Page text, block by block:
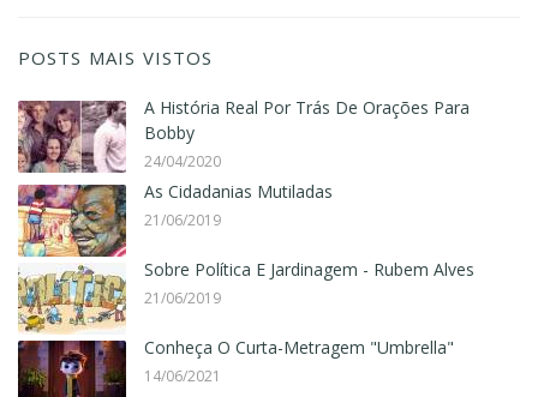
POSTS MAIS VISTOS
A História Real Por Trás De Orações Para
Bobby
24/04/2020
As Cidadanias Mutiladas
21/06/2019
Sobre Política E Jardinagem - Rubem Alves
21/06/2019
Conheça O Curta-Metragem "Umbrella"
14/06/2021